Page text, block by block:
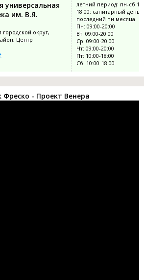
универсальная
им. В.Я.
городской округ,
Центр
летний период: пн-сб
18:00; санитарный день:
последний пн месяца
Пн: 09:00-20:00
Вт: 09:00-20:00
Ср: 09:00-20:00
Чт: 09:00-20:00
Пт: 10:00-18:00
Сб: 10:00-18:00
- Проект Венера